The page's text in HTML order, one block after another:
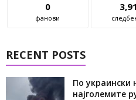
0
фанови
RECENT POSTS
По украински
најголемите